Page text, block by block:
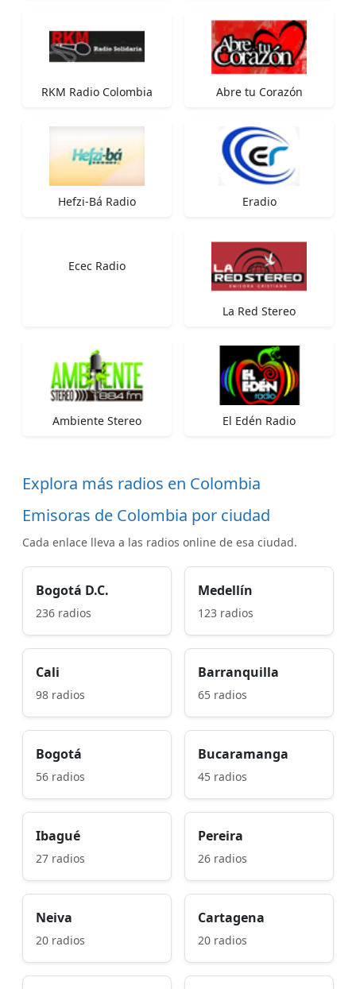
RKM Radio Colombia Abre tu Corazón
Hefzi-Bá Radio Eradio
Ecec Radio
La Red Stereo
Ambiente Stereo El Edén Radio
Explora más radios en Colombia
Emisoras de Colombia por ciudad
Cada enlace lleva a las radios online de esa ciudad.
Bogotá D.C.
236 radios
Medellín
123 radios
Cali
98 radios
Barranquilla
65 radios
Bogotá
56 radios
Bucaramanga
45 radios
Ibagué
27 radios
Pereira
26 radios
Neiva
20 radios
Cartagena
20 radios